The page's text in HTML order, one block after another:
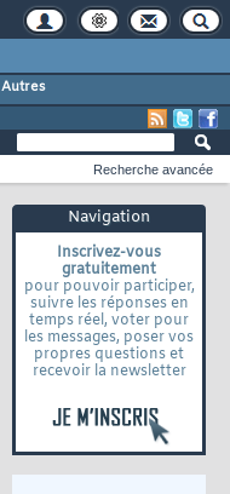
Autres
Navigation
Inscrivez-vous
gratuitement
pour pouvoir participer,
suivre les réponses en
temps réel, voter pour
les messages, poser vos
propres questions et
recevoir la newsletter
Recherche avancée